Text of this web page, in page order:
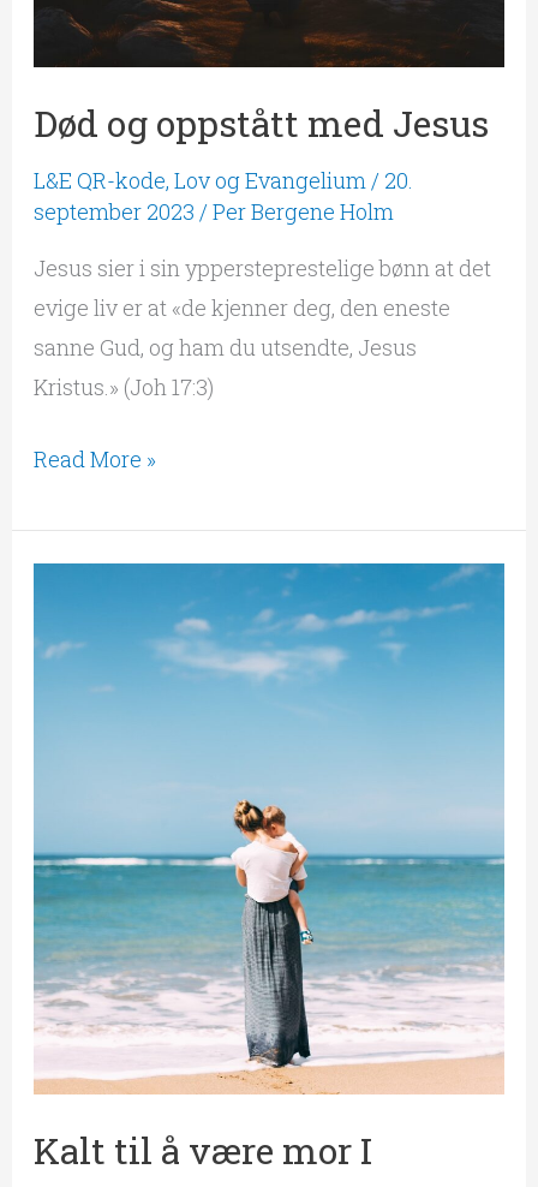
Død og oppstått med Jesus
L&E QR-kode, Lov og Evangelium/ 20.
september 2023 /Per Bergene Holm
Jesus sier i sin yppersteprestelige bønn at det
evige liv er at «de kjenner deg, den eneste
sanne Gud, og ham du utsendte, Jesus
Kristus.» (Joh 17:3)
Read More »
Kalt til å være mor I